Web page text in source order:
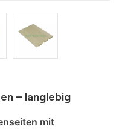
– langlebig
mit